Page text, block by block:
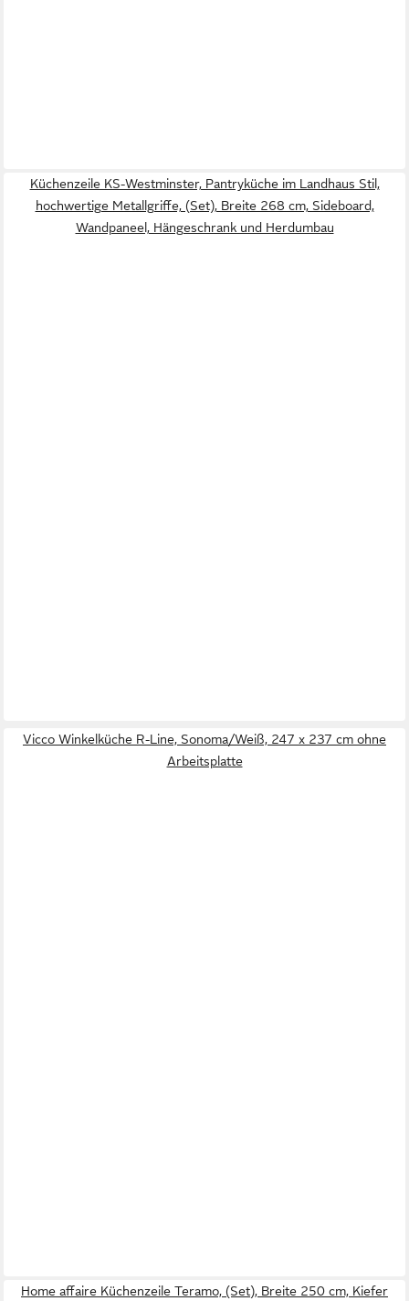
Küchenzeile KS-Westminster, Pantryküche im Landhaus Stil,
hochwertige Metallgriffe, (Set), Breite 268 cm, Sideboard,
Wandpaneel, Hängeschrank und Herdumbau
Vicco Winkelküche R-Line, Sonoma/Weiß, 247 x 237 cm ohne
Arbeitsplatte
Home affaire Küchenzeile Teramo, (Set), Breite 250 cm, Kiefer